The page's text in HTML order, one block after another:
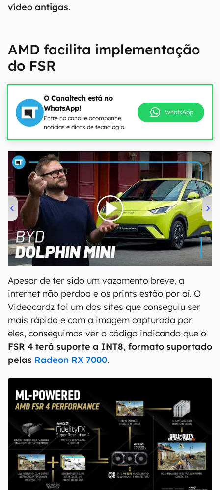
vídeo antigas.
AMD facilita implementação
do FSR
O Canaltech está no
WhatsApp!
Entre no canal e acompanhe
notícias e dicas de tecnologia
WhatsApp
00:00/04:07
Apesar de ter sido um vazamento breve, a
internet não perdoa e os prints estão por aí. O
Videocardz foi um dos sites que conseguiu ser
mais rápido e com a imagem capturada por
eles, conseguimos ver o código indicando que o
FSR 4 terá suporte a INT8, formato suportado
pelas Radeon RX 7000.